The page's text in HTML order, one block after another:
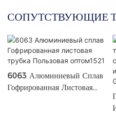
СОПУТСТВУЮЩИЕ
6063 Алюминиевый Сплав
Гофрированная Листовая